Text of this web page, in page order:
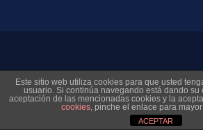
© 2026 Museo Virtual Levante UD.
Este sitio web utiliza cookies para que usted
usuario. Si continúa navegando está dando su
aceptación de las mencionadas cookies y la
cookies, pinche el enlace para
ACEPTAR